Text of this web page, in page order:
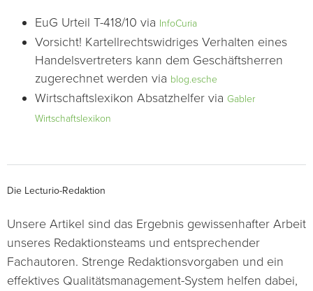
EuG Urteil T-418/10 via InfoCuria
Vorsicht! Kartellrechtswidriges Verhalten eines
Handelsvertreters kann dem Geschäftsherren
zugerechnet werden via blog.esche
Wirtschaftslexikon Absatzhelfer via Gabler
Wirtschaftslexikon
Die Lecturio-Redaktion
Unsere Artikel sind das Ergebnis gewissenhafter Arbeit
unseres Redaktionsteams und entsprechender
Fachautoren. Strenge Redaktionsvorgaben und ein
effektives Qualitätsmanagement-System helfen dabei,